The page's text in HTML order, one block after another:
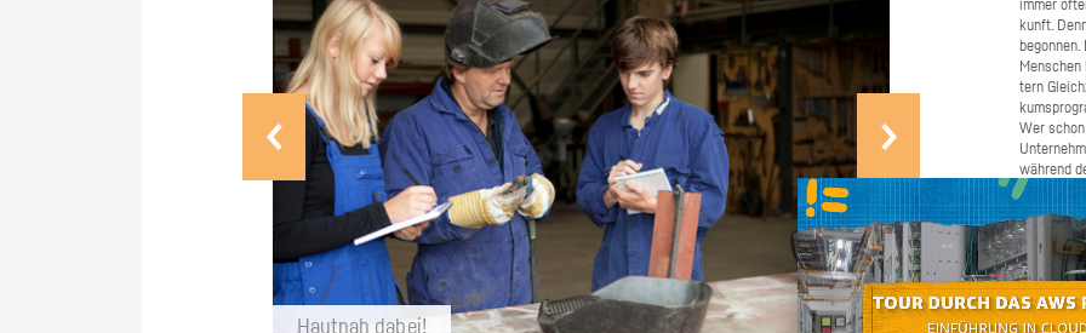
Haut­nah dabei! Selbst an­pa­cken
immer
kunft.
tern
Wer
wäh­rend
ma­chen.
Bei­trag
schnel­ler
chen Sie
ren und
den